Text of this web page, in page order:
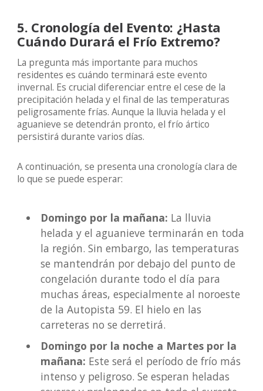
5. Cronología del Evento: ¿Hasta
Cuándo Durará el Frío Extremo?
La pregunta más importante para muchos
residentes es cuándo terminará este evento
invernal. Es crucial diferenciar entre el cese de la
precipitación helada y el final de las temperaturas
peligrosamente frías. Aunque la lluvia helada y el
aguanieve se detendrán pronto, el frío ártico
persistirá durante varios días.
A continuación, se presenta una cronología clara de
lo que se puede esperar:
Domingo por la mañana: La lluvia
helada y el aguanieve terminarán en toda
la región. Sin embargo, las temperaturas
se mantendrán por debajo del punto de
congelación durante todo el día para
muchas áreas, especialmente al noroeste
de la Autopista 59. El hielo en las
carreteras no se derretirá.
Domingo por la noche a Martes por la
mañana: Este será el período de frío más
intenso y peligroso. Se esperan heladas